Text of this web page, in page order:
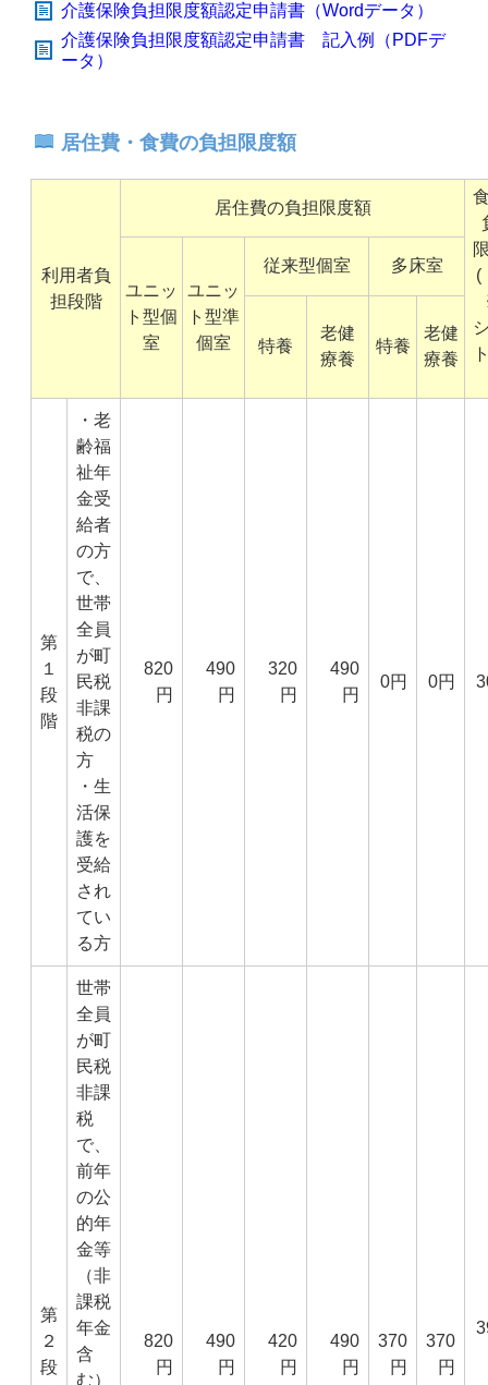
介護保険負担限度額認定申請書（Wordデータ）
介護保険負担限度額認定申請書 記入例（PDFデ
ータ）
居住費・食費の負担限度額
利用者負
担段階
居住費の負担限度額
(
ユニッ
ト型個
室
ユニッ
ト型準
個室
従来型個室 多床室
特養
老健
療養
特養
老健
療養
第
１
段
階
・老
齢福
祉年
金受
給者
の方
で、
世帯
全員
が町
民税
非課
税の
方
・生
活保
護を
受給
され
てい
る方
820
円
490
円
320
円
490
円
0円 0円
第
２
段
世帯
全員
が町
民税
非課
税
で、
前年
の公
的年
金等
（非
課税
年金
含
む）
820
円
490
円
420
円
490
円
370
円
370
円